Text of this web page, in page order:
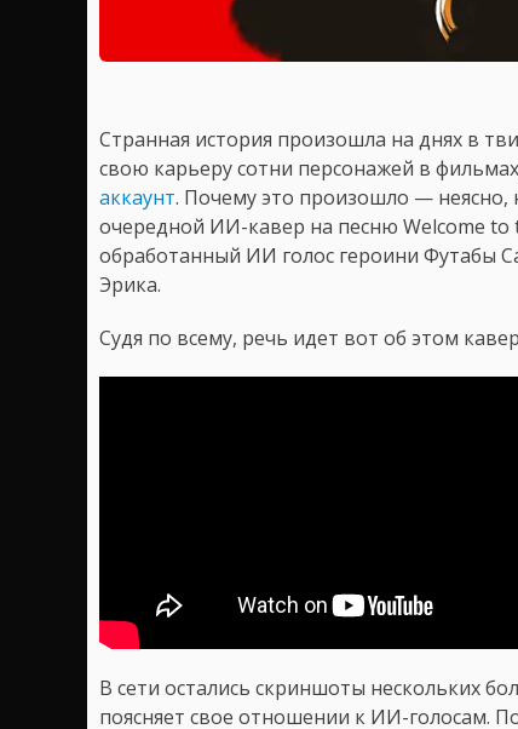
Странная история произошла на днях в
свою карьеру сотни персонажей в
аккаунт. Почему это произошло — неясно,
очередной ИИ-кавер на песню Welcome to
обработанный ИИ голос героини Футабы
Эрика.
Судя по всему, речь идет вот об этом
В сети остались скриншоты нескольких
поясняет свое отношении к ИИ-голосам.